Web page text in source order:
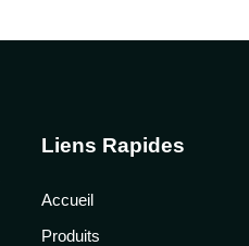
Liens Rapides
Accueil
Produits